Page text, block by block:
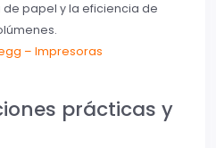
papel y la eficiencia de
– Impresoras
prácticas y